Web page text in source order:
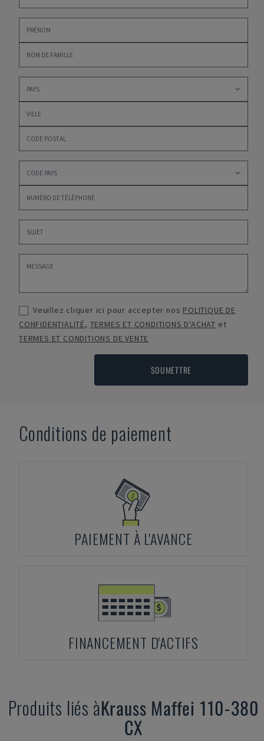
Veuillez cliquer ici pour accepter nos POLITIQUE DE
CONFIDENTIALITÉ, TERMES ET CONDITIONS D'ACHAT et
TERMES ET CONDITIONS DE VENTE
SOUMETTRE
Conditions de paiement
PAIEMENT À L'AVANCE
FINANCEMENT D'ACTIFS
Produits liés àKrauss Maffei 110-380
CX